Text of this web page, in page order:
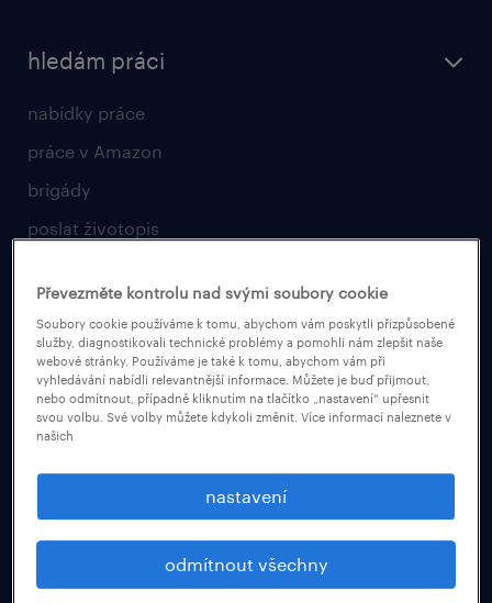
hledám práci
nabídky práce
práce v Amazon
brigády
poslat životopis
pro zaměstnavatele
operational
professional
naše služby
poptávka
pro uchazeče
operational
Převezměte kontrolu nad svými soubory cookie
Soubory cookie používáme k tomu, abychom vám poskytli přizpůsobené
služby, diagnostikovali technické problémy a pomohli nám zlepšit naše
webové stránky. Používáme je také k tomu, abychom vám při
vyhledávání nabídli relevantnější informace. Můžete je buď přijmout,
nebo odmítnout, případně kliknutím na tlačítko „nastavení“ upřesnit
svou volbu. Své volby můžete kdykoli změnit. Více informací naleznete v
našich
nastavení
odmítnout všechny